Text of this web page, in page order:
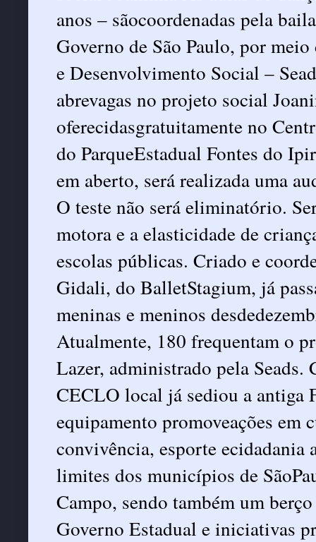
anos – sãocoordenadas pela
Governo de São Paulo, por
e Desenvolvimento Social –
abrevagas no projeto social
oferecidasgratuitamente no
do ParqueEstadual Fontes do
em aberto, será realizada uma
O teste não será eliminatório.
motora e a elasticidade de
escolas públicas. Criado e
Gidali, do BalletStagium, já
meninas e meninos
Atualmente, 180 frequentam o
Lazer, administrado pela
CECLO local já sediou a antiga
equipamento promoveações
convivência, esporte ecidadania
limites dos municípios de
Campo, sendo também um
Governo Estadual e iniciativas